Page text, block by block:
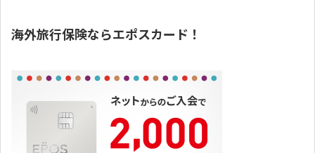
海外旅行保険ならエポスカード！